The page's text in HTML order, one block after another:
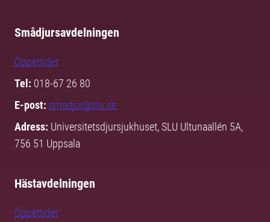
Smådjursavdelningen
Öppettider
Tel: 018-67 26 80
E-post: smadjur@slu.se
Adress: Universitetsdjursjukhuset, SLU Ultunaallén 5A,
756 51 Uppsala
Hästavdelningen
Öppettider